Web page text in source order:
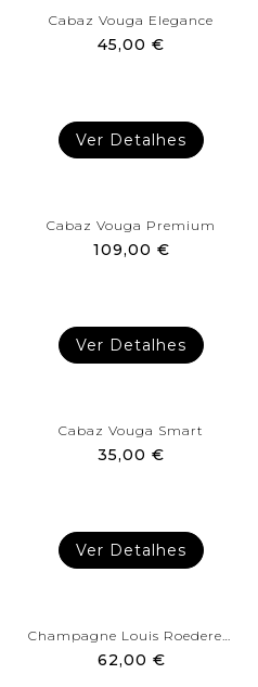
Cabaz Vouga Elegance
45,00 €
Ver Detalhes
Cabaz Vouga Premium
109,00 €
Ver Detalhes
Cabaz Vouga Smart
35,00 €
Ver Detalhes
Champagne Louis Roederer...
62,00 €